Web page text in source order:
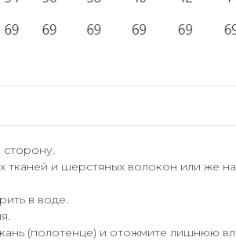
сторону.
тканей и шерстяных волокон или же
в воде.
(полотенце) и отожмите лишнюю